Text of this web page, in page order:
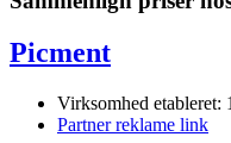
Picment
Virksomhed etableret:
Partner reklame link